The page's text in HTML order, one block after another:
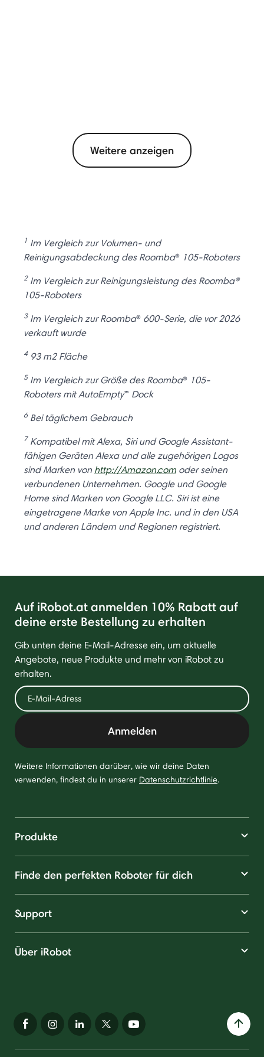
Weitere anzeigen
1 Im Vergleich zur Volumen- und
Reinigungsabdeckung des Roomba® 105-Roboters
2Im Vergleich zur Reinigungsleistung des Roomba®
105-Roboters
3Im Vergleich zur Roomba® 600-Serie, die vor 2026
verkauft wurde
4 93 m2 Fläche
5 Im Vergleich zur Größe des Roomba® 105-
Roboters mit AutoEmpty™ Dock
6 Bei täglichem Gebrauch
7Kompatibel mit Alexa, Siri und Google Assistant-
fähigen Geräten Alexa und alle zugehörigen Logos
sind Marken von http://Amazon.com oder seinen
verbundenen Unternehmen. Google und Google
Home sind Marken von Google LLC. Siri ist eine
eingetragene Marke von Apple Inc. und in den USA
und anderen Ländern und Regionen registriert.
Auf iRobot.at anmelden 10% Rabatt auf
deine erste Bestellung zu erhalten
Gib unten deine E-Mail-Adresse ein, um aktuelle
Angebote, neue Produkte und mehr von iRobot zu
erhalten.
Anmelden
Weitere Informationen darüber, wie wir deine Daten
verwenden, findest du in unserer Datenschutzrichtlinie.
Produkte
Finde den perfekten Roboter für dich
Support
Über iRobot